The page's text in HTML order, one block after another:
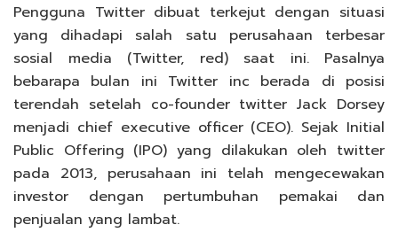
Pengguna Twitter dibuat terkejut dengan situasi
yang dihadapi salah satu perusahaan terbesar
sosial media (Twitter, red) saat ini. Pasalnya
bebarapa bulan ini Twitter inc berada di posisi
terendah setelah co-founder twitter Jack Dorsey
menjadi chief executive officer (CEO). Sejak Initial
Public Offering (IPO) yang dilakukan oleh twitter
pada 2013, perusahaan ini telah mengecewakan
investor dengan pertumbuhan pemakai dan
penjualan yang lambat.